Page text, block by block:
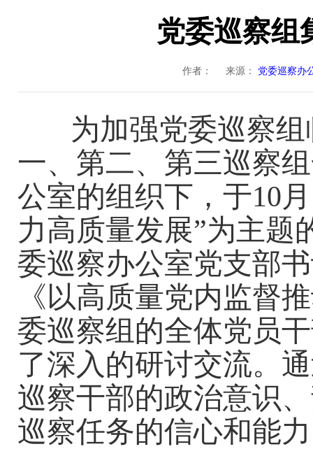
党委巡察组
作者： 来源： 党委巡察办
为加强党委巡察组
一、第二、第三巡察
公室的组织下，于10
力高质量发展”为主题
委巡察办公室党支部
《以高质量党内监督
委巡察组的全体党员
了深入的研讨交流。
巡察干部的政治意识
巡察任务的信心和能